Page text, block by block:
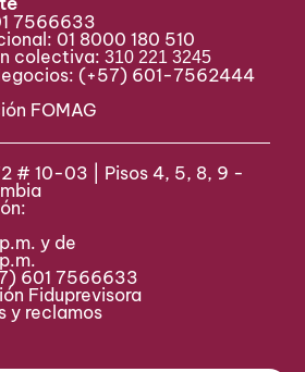
7566633
01 8000 180 510
colectiva:310 221 3245
(+57) 601-7562444
FOMAG
# 10-03 | Pisos 4, 5, 8, 9 -
y de
601 7566633
Fiduprevisora
y reclamos